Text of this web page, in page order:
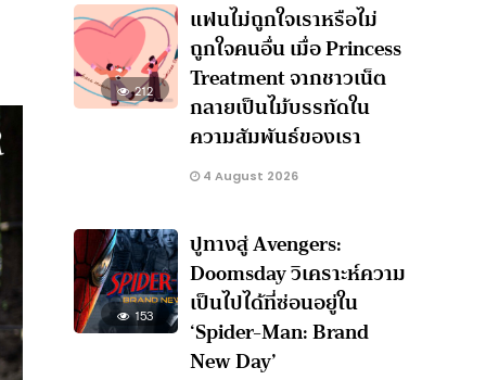
212
แฟนไม่ถูกใจเราหรือไม่
ถูกใจคนอื่น เมื่อ Princess
Treatment จากชาวเน็ต
กลายเป็นไม้บรรทัดใน
ความสัมพันธ์ของเรา
4 August 2026
153
ปูทางสู่ Avengers:
Doomsday วิเคราะห์ความ
เป็นไปได้ที่ซ่อนอยู่ใน
‘Spider-Man: Brand
New Day’